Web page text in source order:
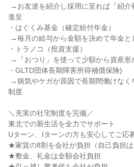
進呈
・はぐくみ基金（確定給付年金）
・トラノコ（投資支援）
・GLTD団体長期障害所得補償保険)
制度
＼充実の社宅制度を完備／
東北での新生活を全力でサポート
Uターン、Iターンの方も安心してご応
★家賃の8割を会社が負担（自己負担は
★敷金、礼金は全額会社負担